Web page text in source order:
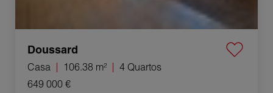
Doussard
Casa 106.38 m²
4 Quartos
649 000 €